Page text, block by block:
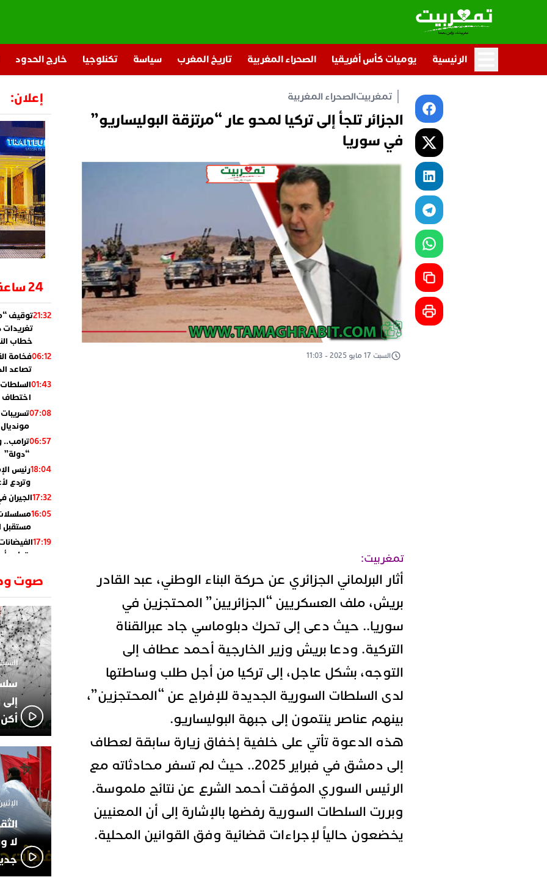
الرئيسية يوميات كأس أفريقيا الصحراء المغربية تاريخ المغرب سياسة تكنلوجيا خارج الحدود
تمغربيتالصحراء المغربية
الجزائر تلجأ إلى تركيا لمحو عار “مرتزقة البوليساريو”
في سوريا
السبت 17 مايو 2025 - 11:03
تمغربيت:
أثار البرلماني الجزائري عن حركة البناء الوطني، عبد القادر
بريش، ملف العسكريين “الجزائريين” المحتجزين في
سوريا.. حيث دعى إلى تحرك دبلوماسي جاد عبرالقناة
التركية. ودعا بريش وزير الخارجية أحمد عطاف إلى
التوجه، بشكل عاجل، إلى تركيا من أجل طلب وساطتها
لدى السلطات السورية الجديدة للإفراج عن “المحتجزين”،
بينهم عناصر ينتمون إلى جبهة البوليساريو.
هذه الدعوة تأتي على خلفية إخفاق زيارة سابقة لعطاف
إلى دمشق في فبراير 2025.. حيث لم تسفر محادثاته مع
الرئيس السوري المؤقت أحمد الشرع عن نتائج ملموسة.
وبررت السلطات السورية رفضها بالإشارة إلى أن المعنيين
يخضعون حالياً لإجراءات قضائية وفق القوانين المحلية.
إعلان:
24 ساعة
21:32توقيف
خطاب
06:12فخامة
تصاعد
01:43
اختطاف
07:08
مونديال 2010
06:57ترامب..
“دولة”
18:04رئيس
وتردع
17:32الجيران
16:05
مستقبل
17:19
وتطرح
الجزائر
وسقوط
02:06
الركراكي
01:55
هي
14:37
لاعبوا
صوت
السبت 1 فبراير 2025
الإثنين 18 نوفمبر
لا